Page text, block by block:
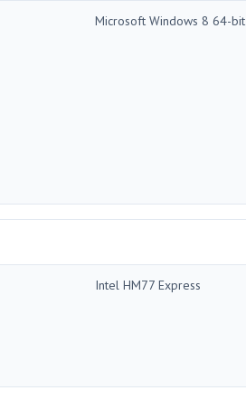
Microsoft Windows 8 64-bit
Intel HM77 Express